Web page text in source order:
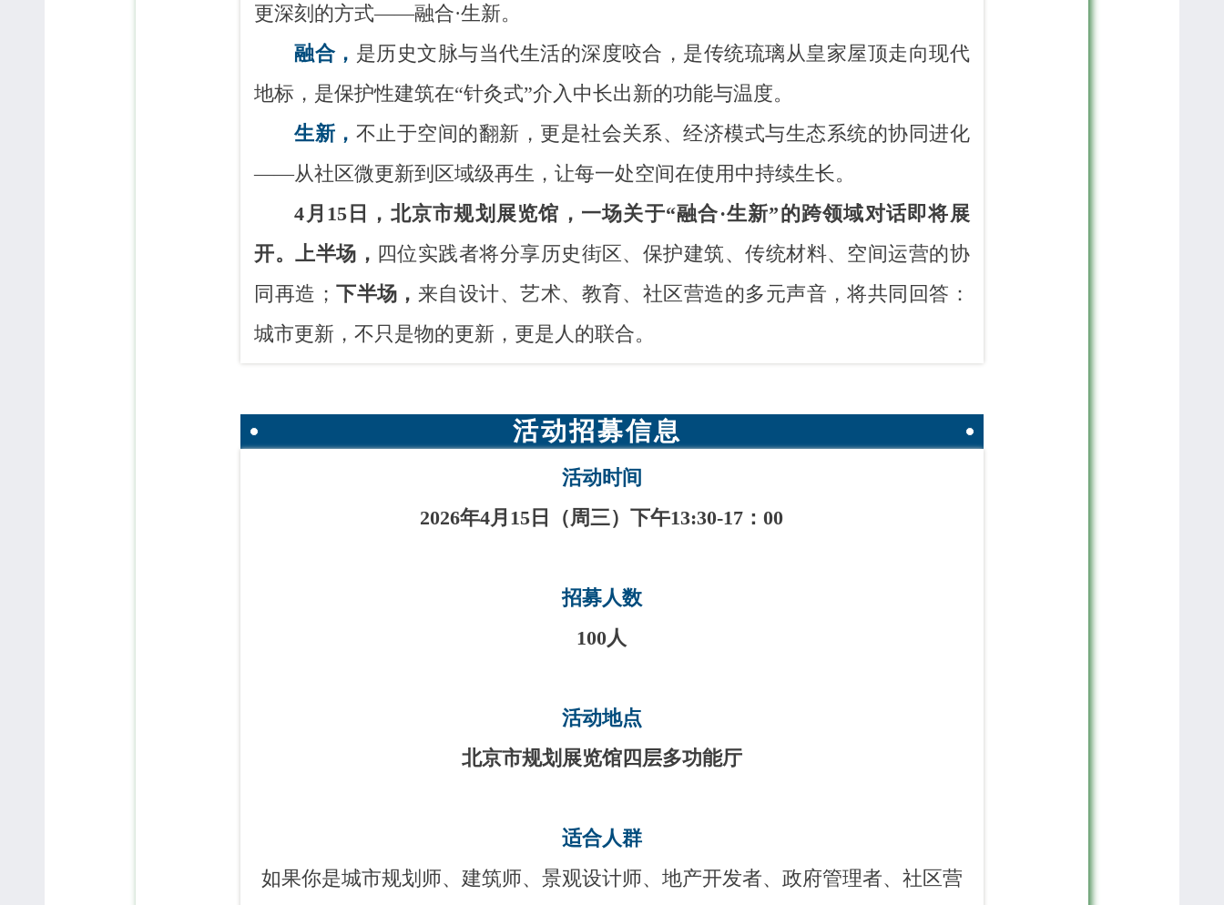
更深刻的方式——融合·生新。
融合， 是历史文脉与当代生活的深度咬合，是传统琉璃从皇家屋顶走向现代
地标，是保护性建筑在“针灸式”介入中长出新的功能与温度。
生新， 不止于空间的翻新，更是社会关系、经济模式与生态系统的协同进化
——从社区微更新到区域级再生，让每一处空间在使用中持续生长。
4月15日，北京市规划展览馆，一场关于“融合·生新”的跨领域对话即将展
开。上半场， 四位实践者将分享历史街区、保护建筑、传统材料、空间运营的协
同再造； 下半场， 来自设计、艺术、教育、社区营造的多元声音，将共同回答：
城市更新，不只是物的更新，更是人的联合。
活动招募信息
活动时间
2026年4月15日（周三）下午13:30-17：00
招募人数
100人
活动地点
北京市规划展览馆四层多功能厅
适合人群
如果你是城市规划师、建筑师、景观设计师、地产开发者、政府管理者、社区营